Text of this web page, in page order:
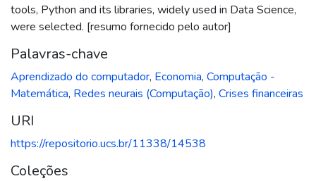
tools, Python and its libraries, widely used in Data Science,
were selected. [resumo fornecido pelo autor]
Palavras-chave
Aprendizado do computador, Economia, Computação -
Matemática, Redes neurais (Computação), Crises financeiras
URI
https://repositorio.ucs.br/11338/14538
Coleções